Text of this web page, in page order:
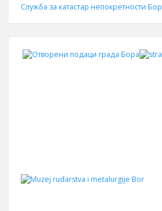
Служба за катастар непокретности Бор